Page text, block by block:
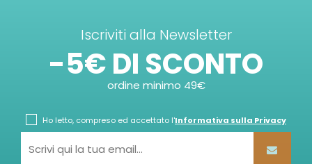
Iscriviti alla Newsletter
-5€ DI SCONTO
ordine minimo 49€
Ho letto, compreso ed accettato l'Informativa sulla Privacy